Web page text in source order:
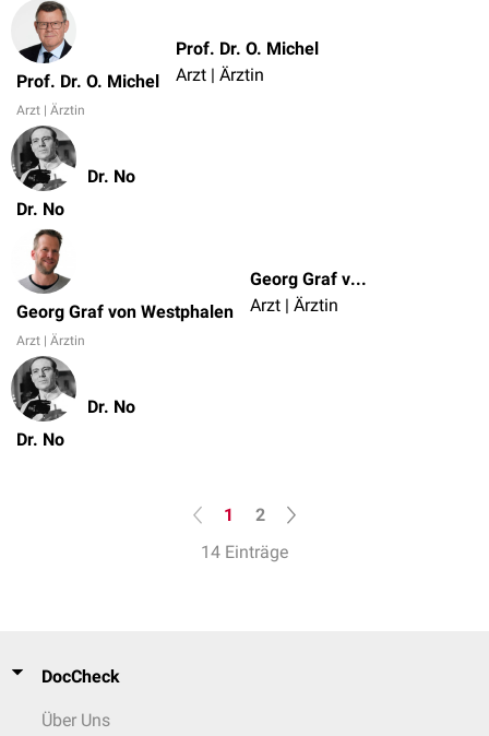
Prof. Dr. O. Michel
Arzt | Ärztin
Prof. Dr. O. Michel
Arzt | Ärztin
Dr. No
Dr. No
Georg Graf von Westphalen
Arzt | Ärztin
Georg Graf von Westphalen
Arzt | Ärztin
Dr. No
Dr. No
1
2
14 Einträge
DocCheck
Über Uns